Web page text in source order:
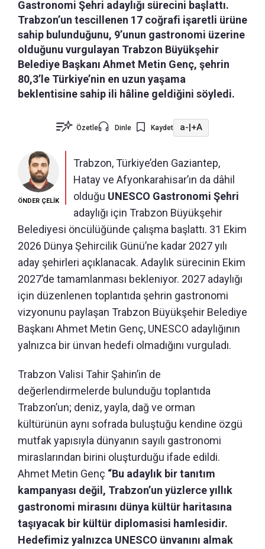
Gastronomi Şehri adaylığı sürecini başlattı.
Trabzon’un tescillenen 17 coğrafi işaretli ürüne
sahip bulunduğunu, 9’unun gastronomi üzerine
olduğunu vurgulayan Trabzon Büyükşehir
Belediye Başkanı Ahmet Metin Genç, şehrin
80,3’le Türkiye’nin en uzun yaşama
beklentisine sahip ili hâline geldiğini söyledi.
Özetle Dinle Kaydet a-|+A
ÖNDER ÇELİK
Trabzon, Türkiye’den Gaziantep,
Hatay ve Afyonkarahisar’ın da dâhil
olduğu UNESCO Gastronomi Şehri
adaylığı için Trabzon Büyükşehir
Belediyesi öncülüğünde çalışma başlattı. 31 Ekim
2026 Dünya Şehircilik Günü’ne kadar 2027 yılı
aday şehirleri açıklanacak. Adaylık sürecinin Ekim
2027’de tamamlanması bekleniyor. 2027 adaylığı
için düzenlenen toplantıda şehrin gastronomi
vizyonunu paylaşan Trabzon Büyükşehir Belediye
Başkanı Ahmet Metin Genç, UNESCO adaylığının
yalnızca bir ünvan hedefi olmadığını vurguladı.
Trabzon Valisi Tahir Şahin’in de
değerlendirmelerde bulunduğu toplantıda
Trabzon’un; deniz, yayla, dağ ve orman
kültürünün aynı sofrada buluştuğu kendine özgü
mutfak yapısıyla dünyanın sayılı gastronomi
miraslarından birini oluşturduğu ifade edildi.
Ahmet Metin Genç “Bu adaylık bir tanıtım
kampanyası değil, Trabzon’un yüzlerce yıllık
gastronomi mirasını dünya kültür haritasına
taşıyacak bir kültür diplomasisi hamlesidir.
Hedefimiz yalnızca UNESCO ünvanını almak